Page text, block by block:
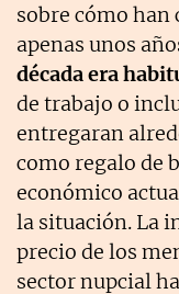
sobre cómo han
apenas unos
década era
de trabajo o
entregaran
como regalo de
económico
la situación. La
precio de los
sector nupcial